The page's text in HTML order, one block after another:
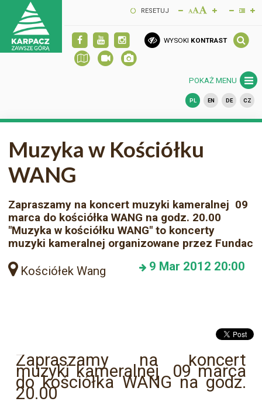
RESETUJ
WYSOKI KONTRAST
POKAŻ MENU
PL EN DE CZ
Muzyka w Kościółku
WANG
Zapraszamy na koncert muzyki kameralnej 09
marca do kościółka WANG na godz. 20.00
"Muzyka w kościółku WANG" to koncerty
muzyki kameralnej organizowane przez Fundac
Kościółek Wang 9 Mar 2012 20:00
Zapraszamy na koncert
muzyki kameralnej 09 marca
do kościółka WANG na godz.
20.00